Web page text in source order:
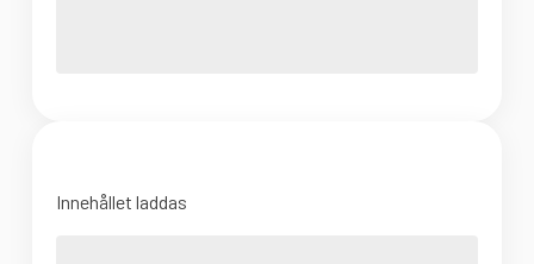
Innehållet laddas